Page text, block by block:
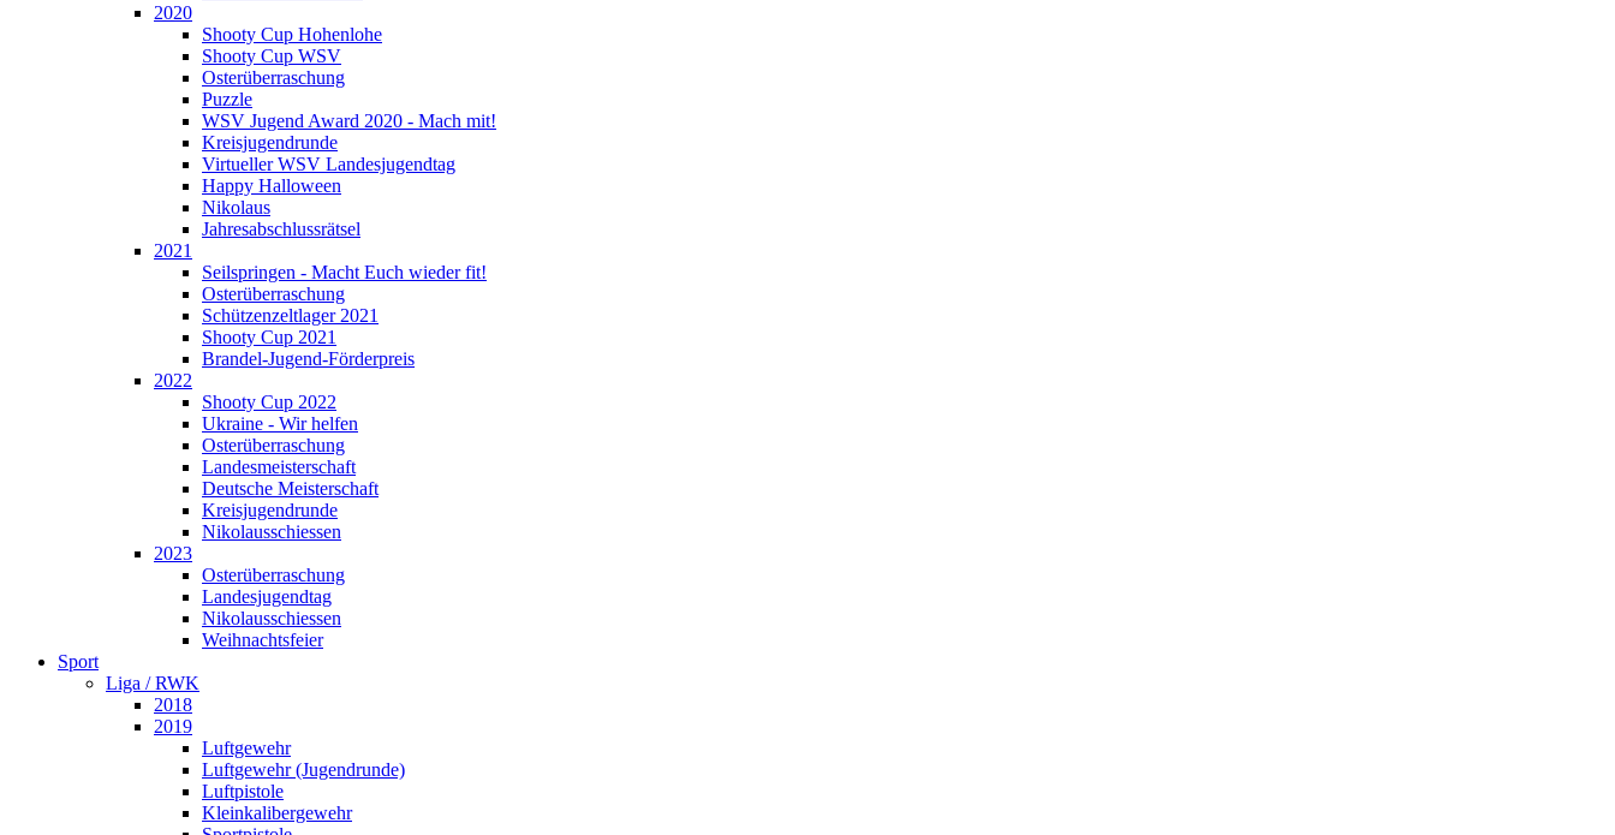
2020
Shooty Cup Hohenlohe
Shooty Cup WSV
Osterüberraschung
Puzzle
WSV Jugend Award 2020 - Mach mit!
Kreisjugendrunde
Virtueller WSV Landesjugendtag
Happy Halloween
Nikolaus
Jahresabschlussrätsel
2021
Seilspringen - Macht Euch wieder fit!
Osterüberraschung
Schützenzeltlager 2021
Shooty Cup 2021
Brandel-Jugend-Förderpreis
2022
Shooty Cup 2022
Ukraine - Wir helfen
Osterüberraschung
Landesmeisterschaft
Deutsche Meisterschaft
Kreisjugendrunde
Nikolausschiessen
2023
Osterüberraschung
Landesjugendtag
Nikolausschiessen
Weihnachtsfeier
Sport
Liga / RWK
2018
2019
Luftgewehr
Luftgewehr (Jugendrunde)
Luftpistole
Kleinkalibergewehr